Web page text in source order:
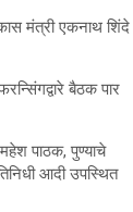
मंत्री एकनाथ शिंदे
बैठक पार
पाठक, पुण्याचे
आदी उपस्थित